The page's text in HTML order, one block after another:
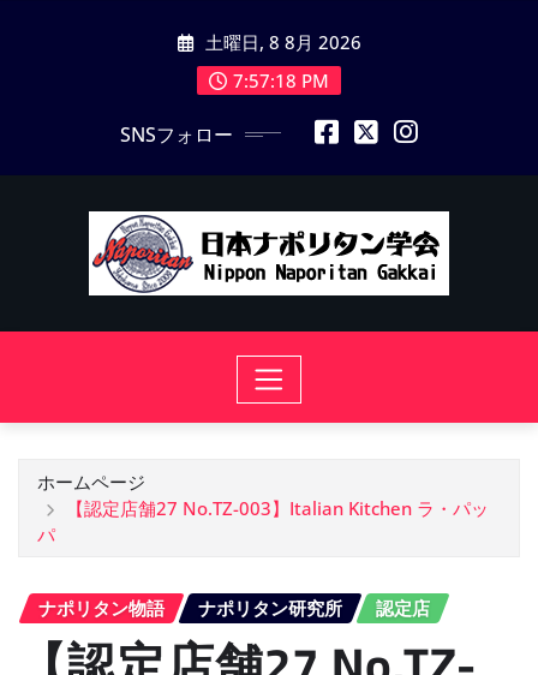
土曜日, 8 8月 2026
7:57:18 PM
SNSフォロー
ホームページ
【認定店舗27 No.TZ-003】Italian Kitchen ラ・パッ
パ
ナポリタン物語 ナポリタン研究所 認定店